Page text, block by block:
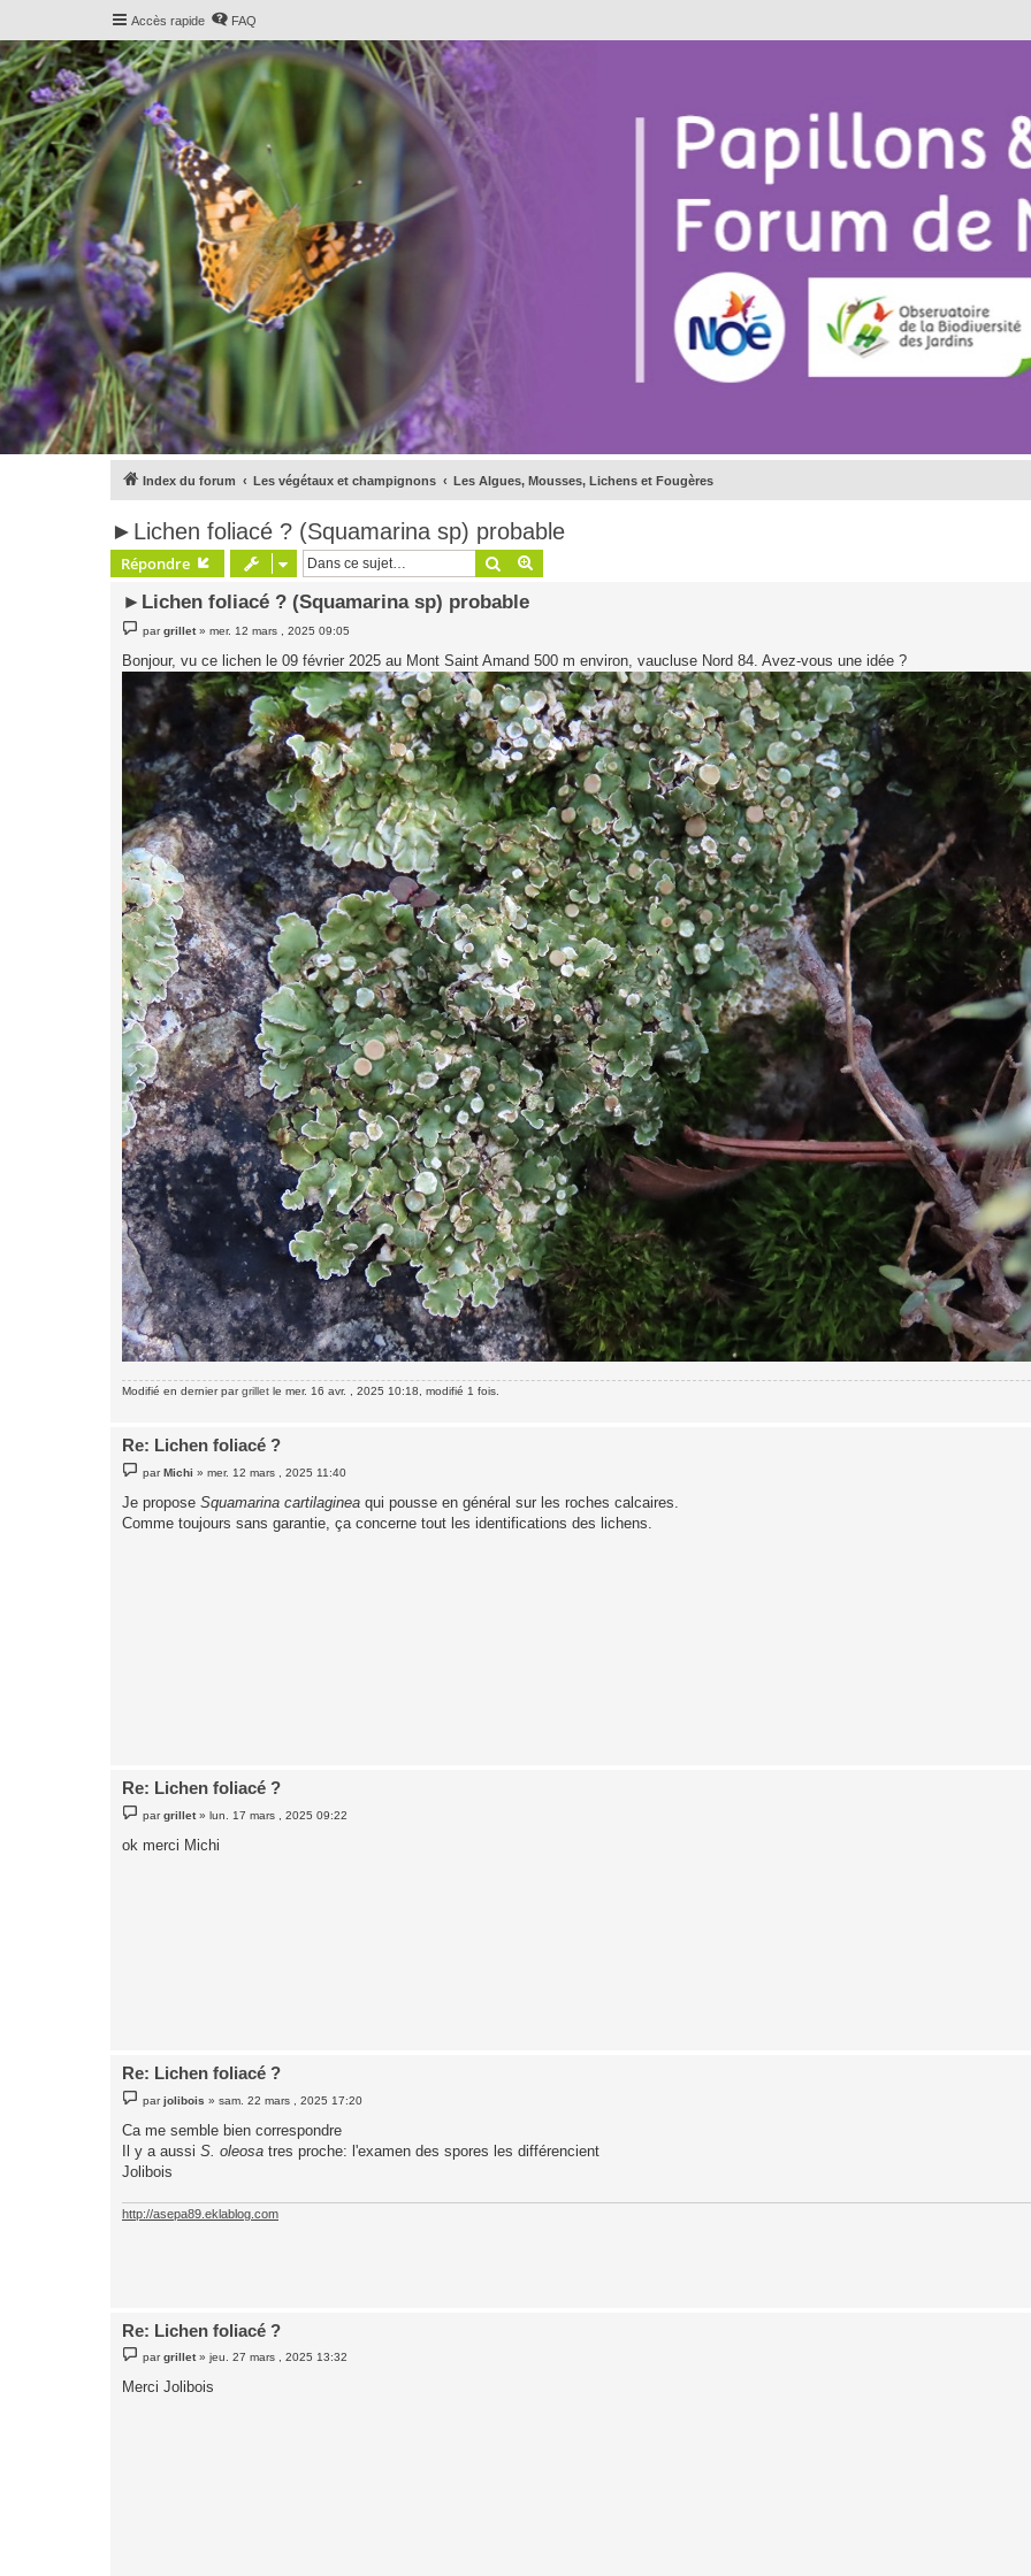
Accès rapide FAQ
Index du forum Les végétaux et champignons Les Algues, Mousses, Lichens et Fougères
►Lichen foliacé ? (Squamarina sp) probable
Répondre Rechercher
►Lichen foliacé ? (Squamarina sp) probable
e
s
g
e
pargrillet»mer. 12 mars , 2025 09:05
Bonjour, vu ce lichen le 09 février 2025 au Mont Saint Amand 500 m environ, vaucluse Nord 84. Avez-vous une idée ?
Modifié en dernier pargrillet le mer. 16 avr. , 2025 10:18, modifié 1 fois.
Re: Lichen foliacé ?
e
a
parMichi »mer. 12 mars , 2025 11:40
Je propose Squamarina cartilaginea qui pousse en général sur les roches calcaires.
Comme toujours sans garantie, ça concerne tout les identifications des lichens.
Re: Lichen foliacé ?
e
s
pargrillet»lun. 17 mars , 2025 09:22
ok merci Michi
Re: Lichen foliacé ?
e
s
a
g
e
parjolibois »sam. 22 mars , 2025 17:20
Ca me semble bien correspondre
Il y a aussi S. oleosa tres proche: l'examen des spores les différencient
Jolibois
http://asepa89.eklablog.com
Re: Lichen foliacé ?
e
s
pargrillet»jeu. 27 mars , 2025 13:32
Merci Jolibois